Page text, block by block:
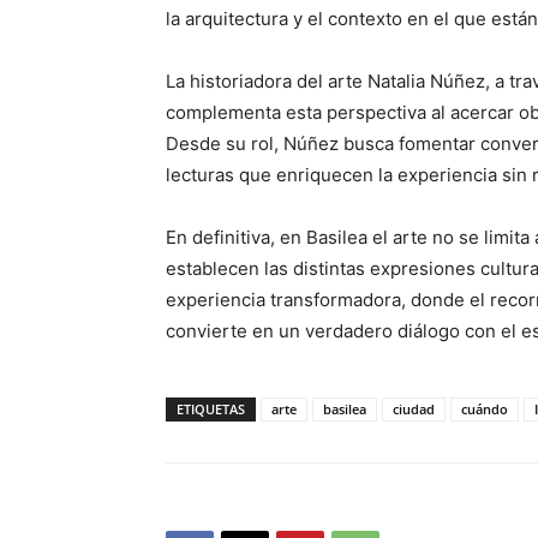
la arquitectura y el contexto en el que
La historiadora del arte Natalia Núñez, a
complementa esta perspectiva al acercar
Desde su rol, Núñez busca fomentar
lecturas que enriquecen la experiencia sin
En definitiva, en Basilea el arte no se
establecen las distintas expresiones
experiencia transformadora, donde el
convierte en un verdadero diálogo con el
ETIQUETAS arte basilea ciudad cuándo